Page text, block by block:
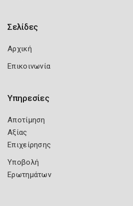
Σελίδες
Αρχική
Επικοινωνία
Υπηρεσίες
Αποτίμηση
Αξίας
Επιχείρησης
Υποβολή
Ερωτημάτων